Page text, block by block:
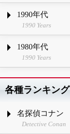
1990年代
1990 Years
1980年代
1990 Years
各種ランキング
名探偵コナン
Detective Conan